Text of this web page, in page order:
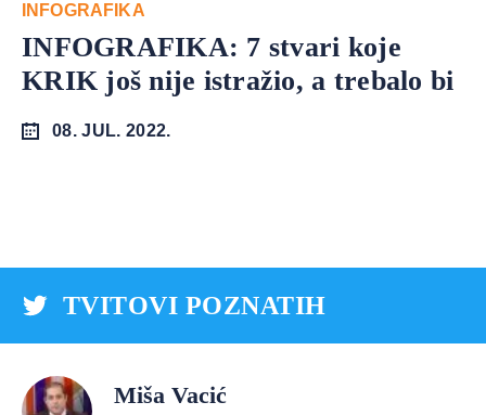
INFOGRAFIKA
INFOGRAFIKA: 7 stvari koje
KRIK još nije istražio, a trebalo bi
08. JUL. 2022.
TVITOVI POZNATIH
Miša Vacić